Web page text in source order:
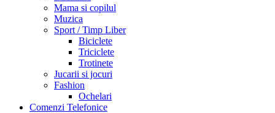
Mama si copilul
Muzica
Sport / Timp Liber
Biciclete
Triciclete
Trotinete
Jucarii si jocuri
Fashion
Ochelari
Comenzi Telefonice